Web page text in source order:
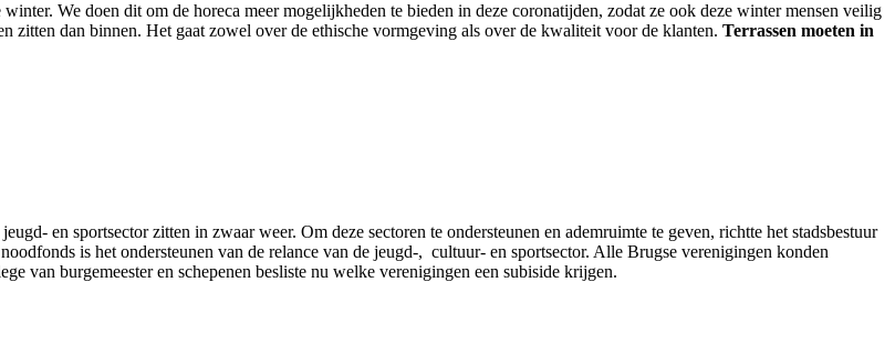
We doen dit om de horeca meer mogelijkheden te bieden in deze coronatijden, zodat ze ook deze winter mensen veilig
zitten dan binnen. Het gaat zowel over de ethische vormgeving als over de kwaliteit voor de klanten. Terrassen moeten in
en sportsector zitten in zwaar weer. Om deze sectoren te ondersteunen en ademruimte te geven, richtte het stadsbestuur
is het ondersteunen van de relance van de jeugd-, cultuur- en sportsector. Alle Brugse verenigingen konden
van burgemeester en schepenen besliste nu welke verenigingen een subiside krijgen.